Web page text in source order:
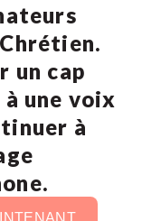
un cap
une voix
à